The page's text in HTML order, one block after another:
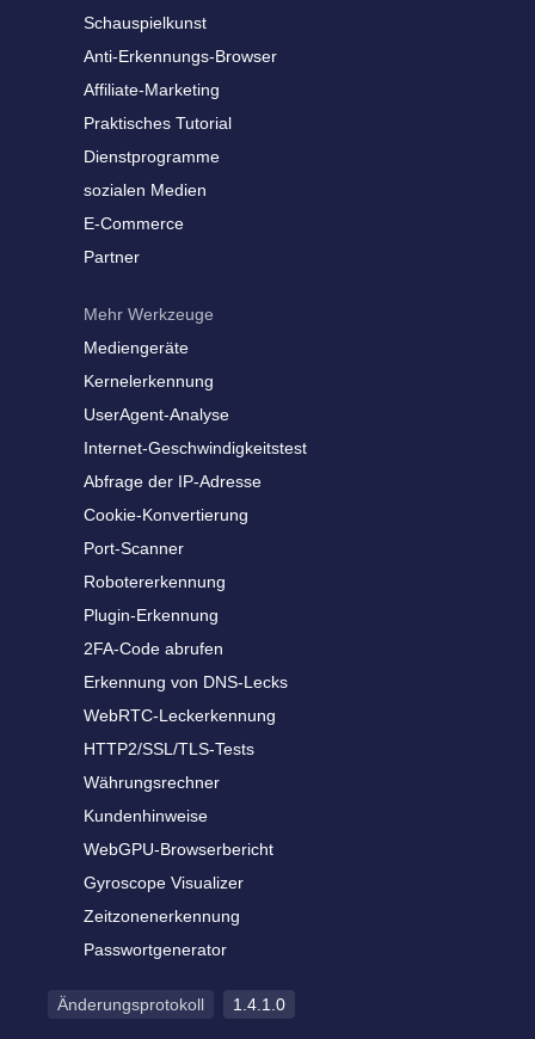
Schauspielkunst
Anti-Erkennungs-Browser
Affiliate-Marketing
Praktisches Tutorial
Dienstprogramme
sozialen Medien
E-Commerce
Partner
Mehr Werkzeuge
Mediengeräte
Kernelerkennung
UserAgent-Analyse
Internet-Geschwindigkeitstest
Abfrage der IP-Adresse
Cookie-Konvertierung
Port-Scanner
Robotererkennung
Plugin-Erkennung
2FA-Code abrufen
Erkennung von DNS-Lecks
WebRTC-Leckerkennung
HTTP2/SSL/TLS-Tests
Währungsrechner
Kundenhinweise
WebGPU-Browserbericht
Gyroscope Visualizer
Zeitzonenerkennung
Passwortgenerator
Änderungsprotokoll 1.4.1.0